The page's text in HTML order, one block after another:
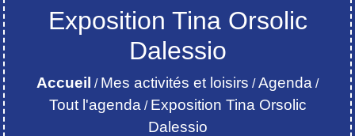
Exposition Tina Orsolic
Dalessio
Accueil / Mes activités et loisirs /Agenda /
Tout l'agenda / Exposition Tina Orsolic
Dalessio